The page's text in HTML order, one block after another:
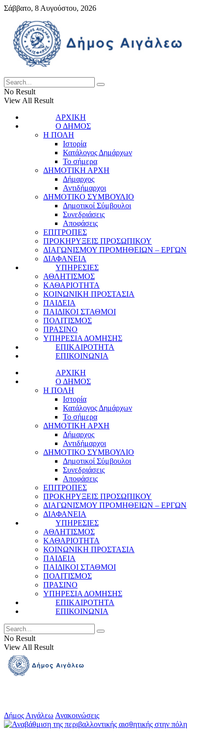
Σάββατο, 8 Αυγούστου, 2026
No Result
View All Result
ΑΡΧΙΚΗ
Ο ΔΗΜΟΣ
Η ΠΟΛΗ
Ιστορία
Κατάλογος Δημάρχων
Το σήμερα
ΔΗΜΟΤΙΚΗ ΑΡΧΗ
Δήμαρχος
Αντιδήμαρχοι
ΔΗΜΟΤΙΚΟ ΣΥΜΒΟΥΛΙΟ
Δημοτικοί Σύμβουλοι
Συνεδριάσεις
Αποφάσεις
ΕΠΙΤΡΟΠΕΣ
ΠΡΟΚΗΡΥΞΕΙΣ ΠΡΟΣΩΠΙΚΟΥ
ΔΙΑΓΩΝΙΣΜΟΥ ΠΡΟΜΗΘΕΙΩΝ – ΕΡΓΩΝ
ΔΙΑΦΑΝΕΙΑ
ΥΠΗΡΕΣΙΕΣ
ΑΘΛΗΤΙΣΜΟΣ
ΚΑΘΑΡΙΟΤΗΤΑ
ΚΟΙΝΩΝΙΚΗ ΠΡΟΣΤΑΣΙΑ
ΠΑΙΔΕΙΑ
ΠΑΙΔΙΚΟΙ ΣΤΑΘΜΟΙ
ΠΟΛΙΤΙΣΜΟΣ
ΠΡΑΣΙΝΟ
ΥΠΗΡΕΣΙΑ ΔΟΜΗΣΗΣ
ΕΠΙΚΑΙΡΟΤΗΤΑ
ΕΠΙΚΟΙΝΩΝΙΑ
ΑΡΧΙΚΗ
Ο ΔΗΜΟΣ
Η ΠΟΛΗ
Ιστορία
Κατάλογος Δημάρχων
Το σήμερα
ΔΗΜΟΤΙΚΗ ΑΡΧΗ
Δήμαρχος
Αντιδήμαρχοι
ΔΗΜΟΤΙΚΟ ΣΥΜΒΟΥΛΙΟ
Δημοτικοί Σύμβουλοι
Συνεδριάσεις
Αποφάσεις
ΕΠΙΤΡΟΠΕΣ
ΠΡΟΚΗΡΥΞΕΙΣ ΠΡΟΣΩΠΙΚΟΥ
ΔΙΑΓΩΝΙΣΜΟΥ ΠΡΟΜΗΘΕΙΩΝ – ΕΡΓΩΝ
ΔΙΑΦΑΝΕΙΑ
ΥΠΗΡΕΣΙΕΣ
ΑΘΛΗΤΙΣΜΟΣ
ΚΑΘΑΡΙΟΤΗΤΑ
ΚΟΙΝΩΝΙΚΗ ΠΡΟΣΤΑΣΙΑ
ΠΑΙΔΕΙΑ
ΠΑΙΔΙΚΟΙ ΣΤΑΘΜΟΙ
ΠΟΛΙΤΙΣΜΟΣ
ΠΡΑΣΙΝΟ
ΥΠΗΡΕΣΙΑ ΔΟΜΗΣΗΣ
ΕΠΙΚΑΙΡΟΤΗΤΑ
ΕΠΙΚΟΙΝΩΝΙΑ
No Result
View All Result
Δήμος Αιγάλεω Ανακοινώσεις